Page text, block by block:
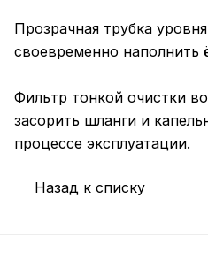
Прозрачная трубка
своевременно наполнить
Фильтр тонкой очистки
засорить шланги и
процессе эксплуатации.
Назад к списку